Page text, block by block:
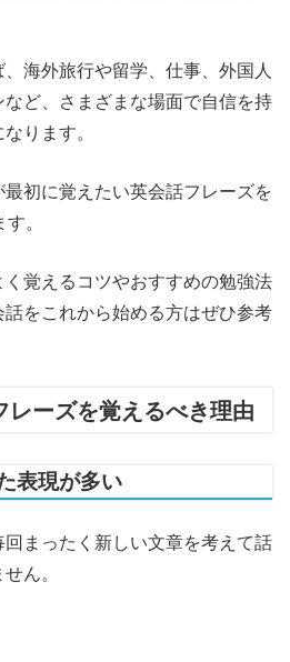
海外旅行や留学、仕事、外国人
ど、さまざまな場面で自信を持
ります。
初に覚えたい英会話フレーズを
。
覚えるコツやおすすめの勉強法
をこれから始める方はぜひ参考
レーズを覚えるべき理由
表現が多い
まったく新しい文章を考えて話
ん。